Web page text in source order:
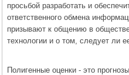
просьбой разработать и
ответственного обмена
призывают к общению в
технологии и о том, следует ли
Полигенные оценки - это